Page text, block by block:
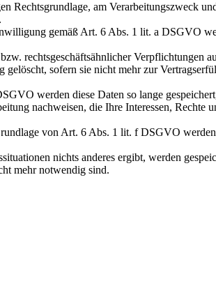
Rechtsgrundlage, am Verarbeitungszweck
gemäß Art. 6 Abs. 1 lit. a DSGVO
rechtsgeschäftsähnlicher
sofern sie nicht mehr zur
werden diese Daten so lange
nachweisen, die Ihre Interessen, Rechte
von Art. 6 Abs. 1 lit. f DSGVO
nichts anderes ergibt, werden
mehr notwendig sind.